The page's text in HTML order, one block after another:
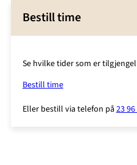
Bestill time
Se hvilke tider som er
Bestill time
Eller bestill via telefon på 23